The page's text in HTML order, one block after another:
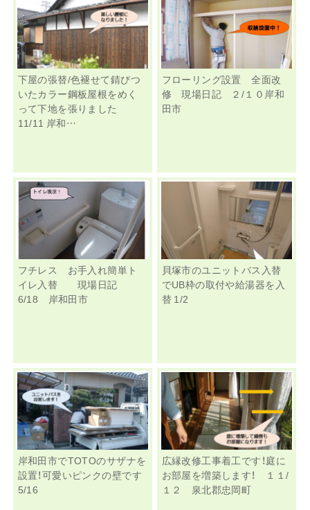
下屋の張替/色褪せて錆びつ
いたカラー鋼板屋根をめく
って下地を張りました
11/11 岸和…
フローリング設置 全面改
修 現場日記 ２/１０岸和
田市
フチレス お手入れ簡単ト
イレ入替 現場日記
6/18 岸和田市
貝塚市のユニットバス入替
でUB枠の取付や給湯器を入
替 1/2
岸和田市でTOTOのサザナを
設置！可愛いピンクの壁です
5/16
広縁改修工事着工です！庭に
お部屋を増築します！ １１/
１２ 泉北郡忠岡町